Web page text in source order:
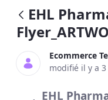
EHL
Ecommerce
modifié il y a
EHL